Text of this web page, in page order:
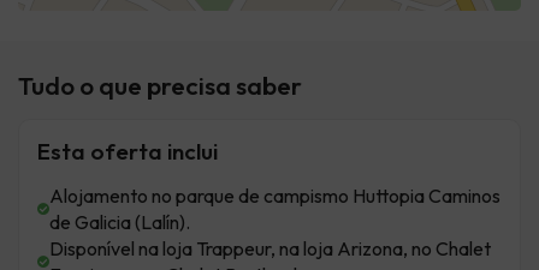
Tudo o que precisa saber
Esta oferta inclui
Alojamento no parque de campismo Huttopia Caminos
de Galicia (Lalín).
Disponível na loja Trappeur, na loja Arizona, no Chalet